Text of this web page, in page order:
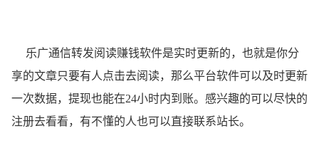
乐广通信转发阅读赚钱软件是实时更新的，也就是你分
享的文章只要有人点击去阅读，那么平台软件可以及时更新
一次数据，提现也能在24小时内到账。感兴趣的可以尽快的
注册去看看，有不懂的人也可以直接联系站长。